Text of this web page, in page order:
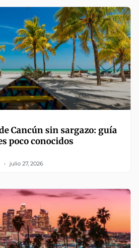
Cancún sin sargazo: guía
poco conocidos
julio 27, 2026